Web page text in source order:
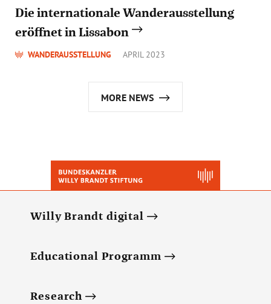
Die internationale Wanderausstellung
eröffnet in Lissabon
WANDERAUSSTELLUNG APRIL 2023
MORE NEWS
Willy Brandt digital
Educational Programm
Research